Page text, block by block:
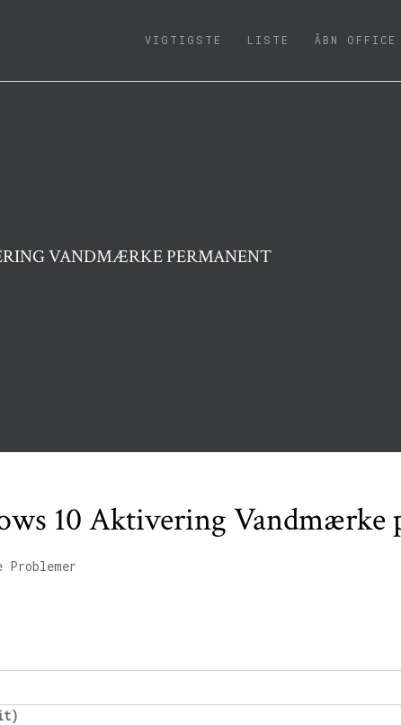
VIGTIGSTE (CURRENT)
LISTE ÅBN OFFICE
VANDMÆRKE PERMANENT
10 Aktivering Vandmærke